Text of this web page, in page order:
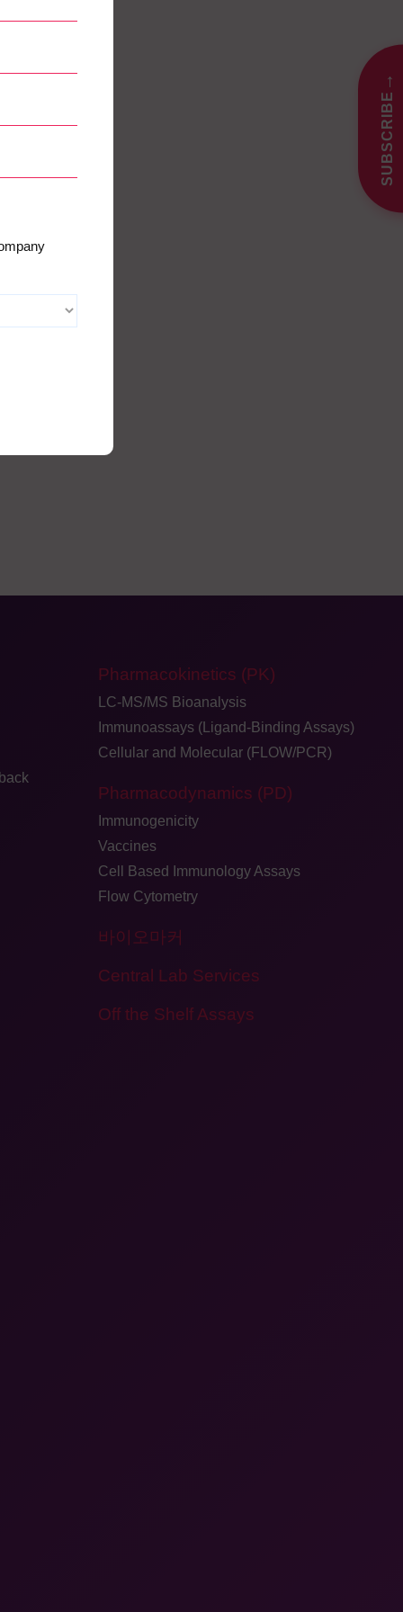
Pharmacokinetics (PK)
LC-MS/MS Bioanalysis
Immunoassays (Ligand-Binding Assays)
Cellular and Molecular (FLOW/PCR)
Pharmacodynamics (PD)
Immunogenicity
Vaccines
Cell Based Immunology Assays
Flow Cytometry
바이오마커
Central Lab Services
Off the Shelf Assays
SUBSCRIBE
→